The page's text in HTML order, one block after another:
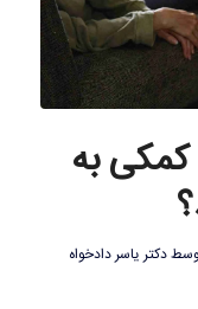
کمکی به
دکتر یاسر دادخواه